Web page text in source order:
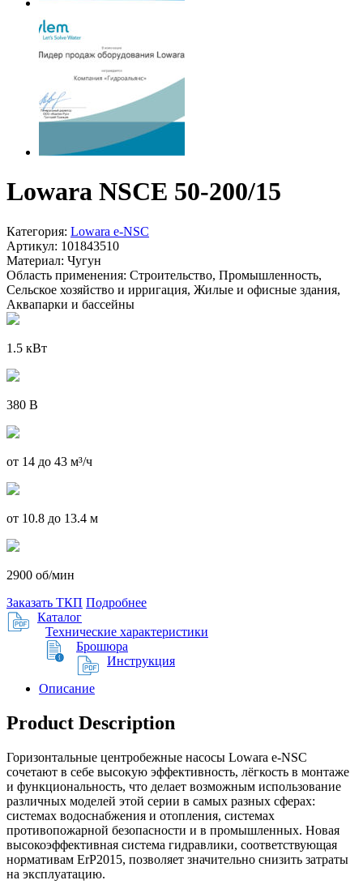
Lowara NSCE 50-200/15
Категория: Lowara e-NSC
Артикул: 101843510
Материал: Чугун
Область применения: Строительство, Промышленность,
Сельское хозяйство и ирригация, Жилые и офисные здания,
Аквапарки и бассейны
1.5 кВт
380 В
от 14 до 43 м³/ч
от 10.8 до 13.4 м
2900 об/мин
Заказать ТКП Подробнее
Каталог
Технические характеристики
Брошюра
Инструкция
Описание
Product Description
Горизонтальные центробежные насосы Lowara e-NSC
сочетают в себе высокую эффективность, лёгкость в монтаже
и функциональность, что делает возможным использование
различных моделей этой серии в самых разных сферах:
системах водоснабжения и отопления, системах
противопожарной безопасности и в промышленных. Новая
высокоэффективная система гидравлики, соответствующая
нормативам ErP2015, позволяет значительно снизить затраты
на эксплуатацию.